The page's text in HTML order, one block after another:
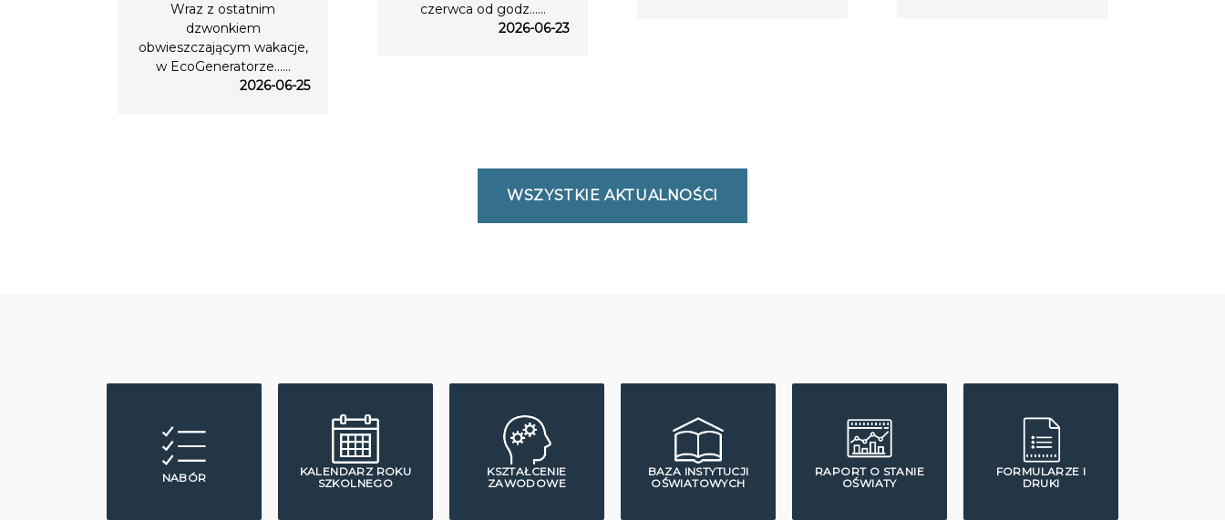
Wraz z ostatnim
dzwonkiem
obwieszczającym wakacje,
w EcoGeneratorze…...
2026-06-25
czerwca od godz…...
2026-06-23
WSZYSTKIE AKTUALNOŚCI
NABÓR
KALENDARZ ROKU
SZKOLNEGO
KSZTAŁCENIE
ZAWODOWE
BAZA INSTYTUCJI
OŚWIATOWYCH
RAPORT O STANIE
OŚWIATY
FORMULARZE I
DRUKI